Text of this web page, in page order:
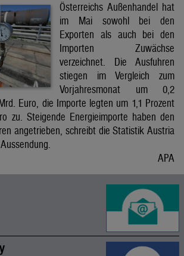
Österreichs Außenhandel hat
im Mai sowohl bei den
Exporten als auch bei den
Importen Zuwächse
verzeichnet. Die Ausfuhren
stiegen im Vergleich zum
Vorjahresmonat um 0,2
Euro, die Importe legten um 1,1 Prozent
zu. Steigende Energieimporte haben den
angetrieben, schreibt die Statistik Austria
APA